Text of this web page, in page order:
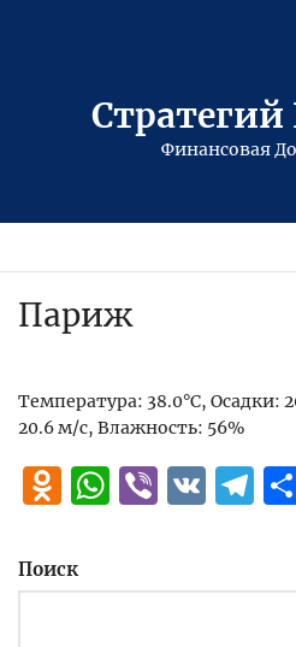
Финансовая
Париж
Температура: 38.0°C, Осадки:
20.6 м/с, Влажность: 56%
Viber
VK
Поиск